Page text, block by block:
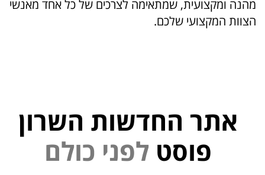
מהנה ומקצועית, שמתאימה לצרכים של כל אחד מאנשי
הצוות המקצועי שלכם.
אתר החדשות השרון
פוסט